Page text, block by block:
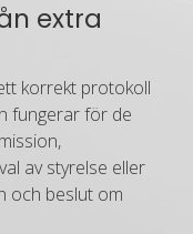
extra
korrekt protokoll
fungerar för de
val av styrelse eller
och beslut om